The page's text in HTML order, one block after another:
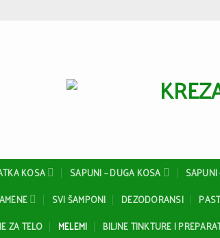
KOSA SAPUNI – DUGA KOSA
SVI ŠAMPONI DEZODORANSI
ZA TELO MELEMI BILJNE TINKTURE I